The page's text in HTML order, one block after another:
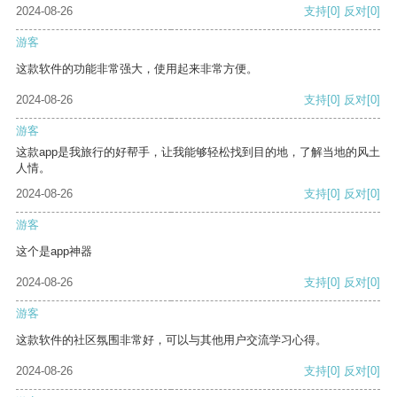
2024-08-26 支持[0] 反对[0]
游客
这款软件的功能非常强大，使用起来非常方便。
2024-08-26 支持[0] 反对[0]
游客
这款app是我旅行的好帮手，让我能够轻松找到目的地，了解当地的风土
人情。
2024-08-26
支持[0] 反对[0]
游客
这个是app神器
2024-08-26 支持[0] 反对[0]
游客
这款软件的社区氛围非常好，可以与其他用户交流学习心得。
2024-08-26 支持[0] 反对[0]